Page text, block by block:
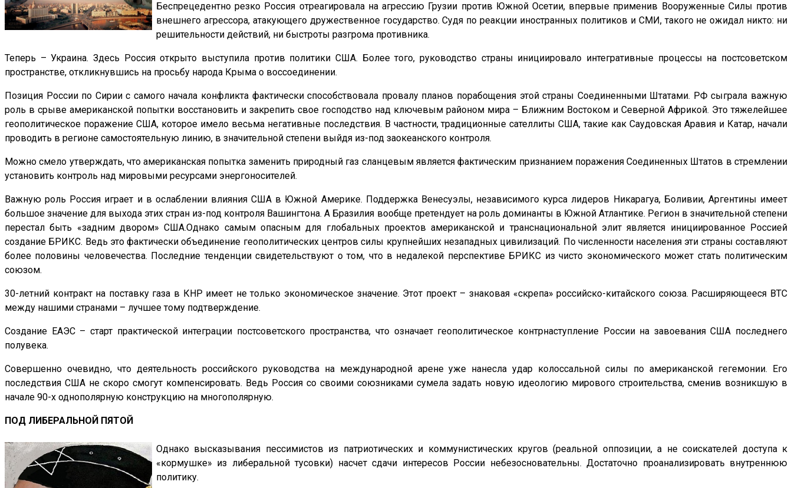
Беспрецедентно резко Россия отреагировала на агрессию Грузии против Южной Осетии, впервые применив Вооруженные Силы против
внешнего агрессора, атакующего дружественное государство. Судя по реакции иностранных политиков и СМИ, такого не ожидал никто: ни
решительности действий, ни быстроты разгрома противника.
Теперь – Украина. Здесь Россия открыто выступила против политики США. Более того, руководство страны инициировало интегративные процессы на постсоветском
пространстве, откликнувшись на просьбу народа Крыма о воссоединении.
Позиция России по Сирии с самого начала конфликта фактически способствовала провалу планов порабощения этой страны Соединенными Штатами. РФ сыграла важную
роль в срыве американской попытки восстановить и закрепить свое господство над ключевым районом мира – Ближним Востоком и Северной Африкой. Это тяжелейшее
геополитическое поражение США, которое имело весьма негативные последствия. В частности, традиционные сателлиты США, такие как Саудовская Аравия и Катар, начали
проводить в регионе самостоятельную линию, в значительной степени выйдя из-под заокеанского контроля.
Можно смело утверждать, что американская попытка заменить природный газ сланцевым является фактическим признанием поражения Соединенных Штатов в стремлении
установить контроль над мировыми ресурсами энергоносителей.
Важную роль Россия играет и в ослаблении влияния США в Южной Америке. Поддержка Венесуэлы, независимого курса лидеров Никарагуа, Боливии, Аргентины имеет
большое значение для выхода этих стран из-под контроля Вашингтона. А Бразилия вообще претендует на роль доминанты в Южной Атлантике. Регион в значительной степени
перестал быть «задним двором» США.Однако самым опасным для глобальных проектов американской и транснациональной элит является инициированное Россией
создание БРИКС. Ведь это фактически объединение геополитических центров силы крупнейших незападных цивилизаций. По численности населения эти страны составляют
более половины человечества. Последние тенденции свидетельствуют о том, что в недалекой перспективе БРИКС из чисто экономического может стать политическим
союзом.
30-летний контракт на поставку газа в КНР имеет не только экономическое значение. Этот проект – знаковая «скрепа» российско-китайского союза. Расширяющееся ВТС
между нашими странами – лучшее тому подтверждение.
Создание ЕАЭС – старт практической интеграции постсоветского пространства, что означает геополитическое контрнаступление России на завоевания США последнего
полувека.
Совершенно очевидно, что деятельность российского руководства на международной арене уже нанесла удар колоссальной силы по американской гегемонии. Его
последствия США не скоро смогут компенсировать. Ведь Россия со своими союзниками сумела задать новую идеологию мирового строительства, сменив возникшую в
начале 90-х однополярную конструкцию на многополярную.
ПОД ЛИБЕРАЛЬНОЙ ПЯТОЙ
Однако высказывания пессимистов из патриотических и коммунистических кругов (реальной оппозиции, а не соискателей доступа к
«кормушке» из либеральной тусовки) насчет сдачи интересов России небезосновательны. Достаточно проанализировать внутреннюю
политику.